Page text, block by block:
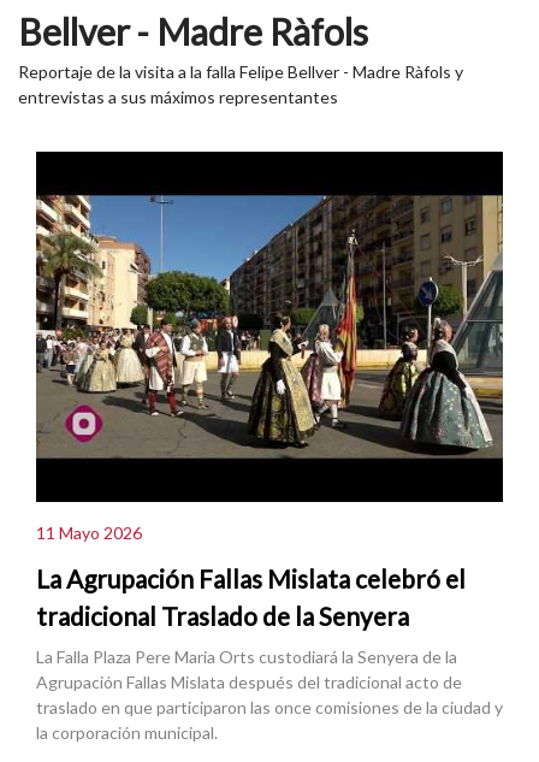
Bellver - Madre Ràfols
Reportaje de la visita a la falla Felipe Bellver - Madre Ràfols y
entrevistas a sus máximos representantes
11 Mayo 2026
La Agrupación Fallas Mislata celebró el
tradicional Traslado de la Senyera
La Falla Plaza Pere Maria Orts custodiará la Senyera de la
Agrupación Fallas Mislata después del tradicional acto de
traslado en que participaron las once comisiones de la ciudad y
la corporación municipal.